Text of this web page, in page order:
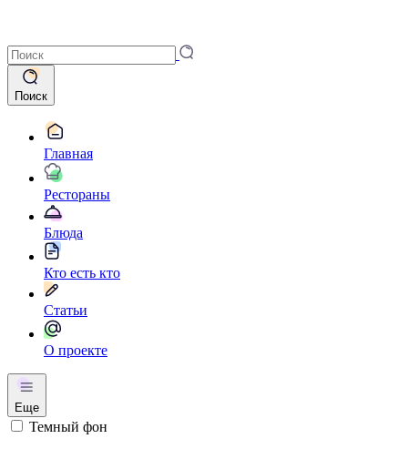
Поиск
Главная
Рестораны
Блюда
Кто есть кто
Статьи
О проекте
Еще
Темный фон